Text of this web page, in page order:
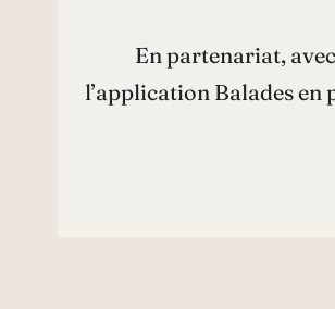
En partenariat,
l’application Balades en